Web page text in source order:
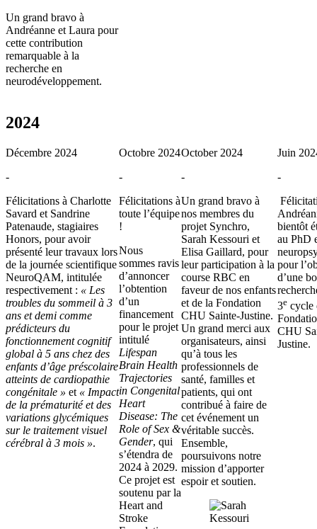
Un grand bravo à
Andréanne et Laura pour
cette contribution
remarquable à la
recherche en
neurodéveloppement.
2024
Décembre 2024
-
Félicitations à Charlotte
Savard et Sandrine
Patenaude, stagiaires
Honors, pour avoir
présenté leur travaux lors
de la journée scientifique
NeuroQAM, intitulée
respectivement : « Les
troubles du sommeil à 3
ans et demi comme
prédicteurs du
fonctionnement cognitif
global à 5 ans chez des
enfants d’âge préscolaire
atteints de cardiopathie
congénitale » et « Impact
de la prématurité et des
variations glycémiques
sur le traitement visuel
cérébral à 3 mois ».
Octobre 2024
-
Félicitations à
toute l’équipe
!
Nous
sommes ravis
d’annoncer
l’obtention
d’un
financement
pour le projet
intitulé
Lifespan
Brain Health
Trajectories
in Congenital
Heart
Disease: The
Role of Sex &
Gender, qui
s’étendra de
2024 à 2029.
Ce projet est
soutenu par la
Heart and
Stroke
October 2024
-
Un grand bravo à
nos membres du
projet Synchro,
Sarah Kessouri et
Elisa Gaillard, pour
leur participation à la
course RBC en
faveur de nos enfants
et de la Fondation
CHU Sainte-Justine.
Un grand merci aux
organisateurs, ainsi
qu’à tous les
professionnels de
santé, familles et
patients, qui ont
contribué à faire de
cet événement un
véritable succès.
Ensemble,
poursuivons notre
mission d’apporter
espoir et soutien.
Juin
-
bientôt
au PhD
pour
d’une
3e cycle
CHU
Justine.